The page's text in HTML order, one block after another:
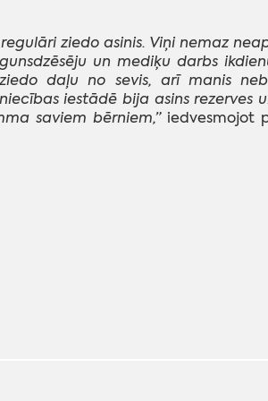
ziedo asinis. Viņi nemaz
un mediķu darbs
daļu no sevis, arī manis
iestādē bija asins rezerves
saviem bērniem,”iedvesmojot